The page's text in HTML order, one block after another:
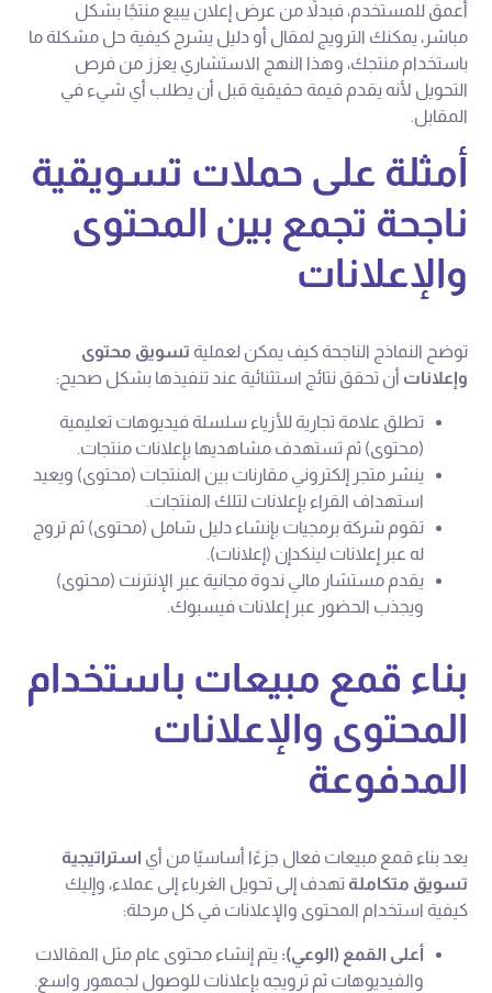
أعمق للمستخدم، فبدلاً من عرض إعلان يبيع منتجًا بشكل
مباشر، يمكنك الترويج لمقال أو دليل يشرح كيفية حل مشكلة ما
باستخدام منتجك، وهذا النهج الاستشاري يعزز من فرص
التحويل لأنه يقدم قيمة حقيقية قبل أن يطلب أي شيء في
المقابل.
أمثلة على حملات تسويقية
ناجحة تجمع بين المحتوى
والإعلانات
توضح النماذج الناجحة كيف يمكن لعملية تسويق محتوى
وإعلانات أن تحقق نتائج استثنائية عند تنفيذها بشكل صحيح:
تطلق علامة تجارية للأزياء سلسلة فيديوهات تعليمية
(محتوى) ثم تستهدف مشاهديها بإعلانات منتجات.
ينشر متجر إلكتروني مقارنات بين المنتجات (محتوى) ويعيد
استهداف القراء بإعلانات لتلك المنتجات.
تقوم شركة برمجيات بإنشاء دليل شامل (محتوى) ثم تروج
له عبر إعلانات لينكدإن (إعلانات).
يقدم مستشار مالي ندوة مجانية عبر الإنترنت (محتوى)
ويجذب الحضور عبر إعلانات فيسبوك.
بناء قمع مبيعات باستخدام
المحتوى والإعلانات
المدفوعة
يعد بناء قمع مبيعات فعال جزءًا أساسيًا من أي استراتيجية
تسويق متكاملة تهدف إلى تحويل الغرباء إلى عملاء، وإليك
كيفية استخدام المحتوى والإعلانات في كل مرحلة:
أعلى القمع (الوعي): يتم إنشاء محتوى عام مثل المقالات
والفيديوهات ثم ترويجه بإعلانات للوصول لجمهور واسع.